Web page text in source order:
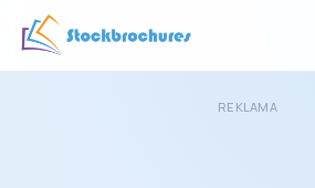
REKLAMA